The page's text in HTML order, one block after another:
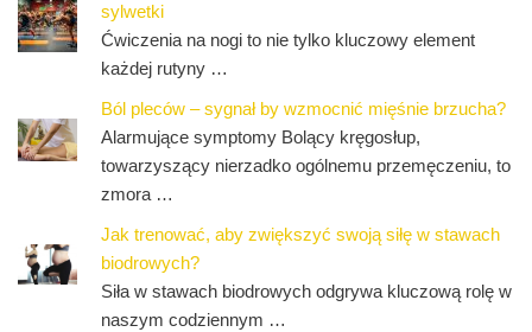
sylwetki
Ćwiczenia na nogi to nie tylko kluczowy element
każdej rutyny …
Ból pleców – sygnał by wzmocnić mięśnie brzucha?
Alarmujące symptomy Bolący kręgosłup,
towarzyszący nierzadko ogólnemu przemęczeniu, to
zmora …
Jak trenować, aby zwiększyć swoją siłę w stawach
biodrowych?
Siła w stawach biodrowych odgrywa kluczową rolę w
naszym codziennym …